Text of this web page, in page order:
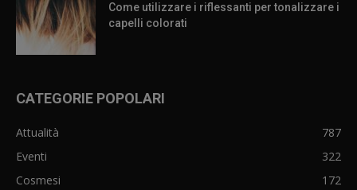
Come utilizzare i riflessanti per tonalizzare i
capelli colorati
CATEGORIE POPOLARI
Attualità
787
Eventi
322
Cosmesi
172